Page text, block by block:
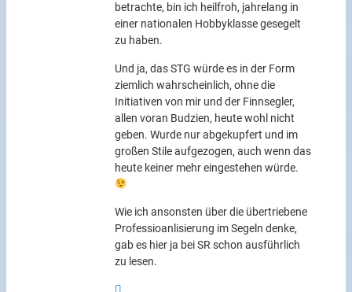
betrachte, bin ich heilfroh, jahrelang in
einer nationalen Hobbyklasse gesegelt
zu haben.
Und ja, das STG würde es in der Form
ziemlich wahrscheinlich, ohne die
Initiativen von mir und der Finnsegler,
allen voran Budzien, heute wohl nicht
geben. Wurde nur abgekupfert und im
großen Stile aufgezogen, auch wenn das
heute keiner mehr eingestehen würde.
Wie ich ansonsten über die übertriebene
Professioanlisierung im Segeln denke,
gab es hier ja bei SR schon ausführlich
zu lesen.